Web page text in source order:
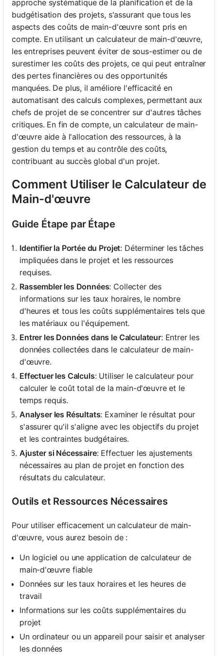
approche systématique de la planification et de la
budgétisation des projets, s'assurant que tous les
aspects des coûts de main-d'œuvre sont pris en
compte. En utilisant un calculateur de main-d'œuvre,
les entreprises peuvent éviter de sous-estimer ou de
surestimer les coûts des projets, ce qui peut entraîner
des pertes financières ou des opportunités
manquées. De plus, il améliore l'efficacité en
automatisant des calculs complexes, permettant aux
chefs de projet de se concentrer sur d'autres tâches
critiques. En fin de compte, un calculateur de main-
d'œuvre aide à l'allocation des ressources, à la
gestion du temps et au contrôle des coûts,
contribuant au succès global d'un projet.
Comment Utiliser le Calculateur de
Main-d'œuvre
Guide Étape par Étape
Identifier la Portée du Projet: Déterminer les tâches
impliquées dans le projet et les ressources
requises.
Rassembler les Données: Collecter des
informations sur les taux horaires, le nombre
d'heures et tous les coûts supplémentaires tels que
les matériaux ou l'équipement.
Entrer les Données dans le Calculateur: Entrer les
données collectées dans le calculateur de main-
d'œuvre.
Effectuer les Calculs: Utiliser le calculateur pour
calculer le coût total de la main-d'œuvre et le
temps requis.
Analyser les Résultats: Examiner le résultat pour
s'assurer qu'il s'aligne avec les objectifs du projet
et les contraintes budgétaires.
Ajuster si Nécessaire: Effectuer les ajustements
nécessaires au plan de projet en fonction des
résultats du calculateur.
Outils et Ressources Nécessaires
Pour utiliser efficacement un calculateur de main-
d'œuvre, vous aurez besoin de :
Un logiciel ou une application de calculateur de
main-d'œuvre fiable
Données sur les taux horaires et les heures de
travail
Informations sur les coûts supplémentaires du
projet
Un ordinateur ou un appareil pour saisir et analyser
les données